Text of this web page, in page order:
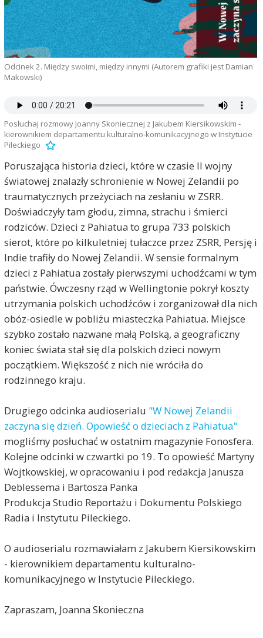
Odcinek 2. Między swoimi, między innymi (Autorem grafiki jest Damian
Makowski)
Posłuchaj rozmowy Joanny Skoniecznej z Jakubem Kiersikowskim -
kierownikiem departamentu kulturalno-komunikacyjnego w Instytucie
Pileckiego
Poruszająca historia dzieci, które w czasie II wojny
światowej znalazły schronienie w Nowej Zelandii po
traumatycznych przeżyciach na zesłaniu w ZSRR.
Doświadczyły tam głodu, zimna, strachu i śmierci
rodziców. Dzieci z Pahiatua to grupa 733 polskich
sierot, które po kilkuletniej tułaczce przez ZSRR, Persję i
Indie trafiły do Nowej Zelandii. W sensie formalnym
dzieci z Pahiatua zostały pierwszymi uchodźcami w tym
państwie. Ówczesny rząd w Wellingtonie pokrył koszty
utrzymania polskich uchodźców i zorganizował dla nich
obóz-osiedle w pobliżu miasteczka Pahiatua. Miejsce
szybko zostało nazwane małą Polską, a geograficzny
koniec świata stał się dla polskich dzieci nowym
początkiem. Większość z nich nie wróciła do
rodzinnego kraju.
Drugiego odcinka audioserialu "W Nowej Zelandii
zaczyna się dzień. Opowieść o dzieciach z Pahiatua"
mogliśmy posłuchać w ostatnim magazynie Fonosfera.
Kolejne odcinki w czwartki po 19. To opowieść Martyny
Wojtkowskiej, w opracowaniu i pod redakcja Janusza
Deblessema i Bartosza Panka
Produkcja Studio Reportażu i Dokumentu Polskiego
Radia i Instytutu Pileckiego.
O audioserialu rozmawiałam z Jakubem Kiersikowskim
- kierownikiem departamentu kulturalno-
komunikacyjnego w Instytucie Pileckiego.
Zapraszam, Joanna Skonieczna